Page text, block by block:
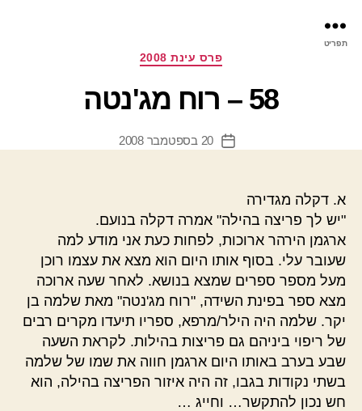
תפריט
קטגוריותפרס עינת 2008
58 – רוח מג'נטה
תאריך
20 בספטמבר 2008
א. דקלה מגדירה
"יש לך פריצה בהילה" אמרה דקלה בנועם.
ארגמן הירהר ארוכות, לפחות כעת אני מודע למה
שעובר עלי. בסוף אותו היום הוא מצא את עצמו רוכן
מעל מספר ספרים שמצא בנושא. לאחר שעה ארוכה
מצא ספר בפינת השידה, "רוח מג'נטה" מאת שלמה בן
יקר. שלמה היה הילר/מרפא, ספריו תיעדו מקרים רבים
של ריפוי ביניהם גם פריצות בהילות. לקראת השעה
שבע בערב באותו היום ארגמן חווה את שמו של שלמה
בשתי נקודות בגבו, זה היה איזור הפריצה בהילה, הוא
חש נכון להתקשר… וחייג …